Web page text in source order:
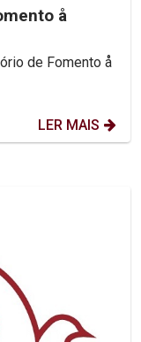
å
LER MAIS